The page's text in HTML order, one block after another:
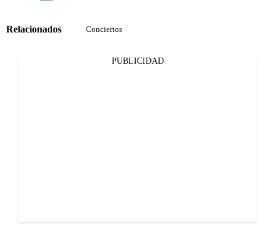
Relacionados Conciertos
PUBLICIDAD